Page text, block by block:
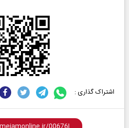
اشتراک گذاری :